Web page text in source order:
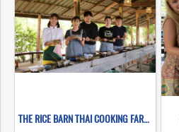
THE RICE BARN THAI COOKING FARM(copy)